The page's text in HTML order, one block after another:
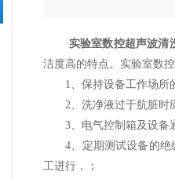
实验室数控超声波清
洁度高的特点。实验室数
1、保持设备工作场所的
2、洗净液过于肮脏时应
3、电气控制箱及设备通
4、定期测试设备的绝缘
工进行，；